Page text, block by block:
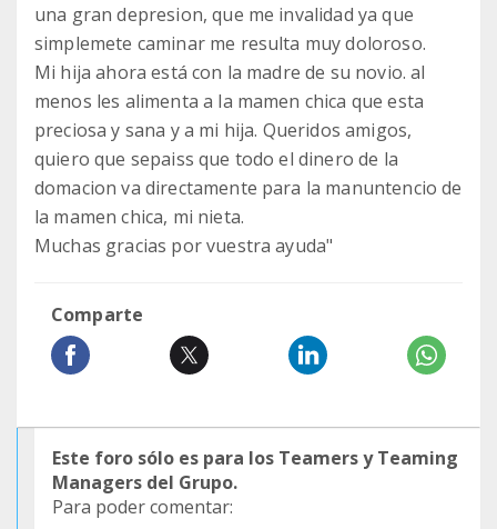
una gran depresion, que me invalidad ya que
simplemete caminar me resulta muy doloroso.
Mi hija ahora está con la madre de su novio. al
menos les alimenta a la mamen chica que esta
preciosa y sana y a mi hija. Queridos amigos,
quiero que sepaiss que todo el dinero de la
domacion va directamente para la manuntencio de
la mamen chica, mi nieta.
Muchas gracias por vuestra ayuda"
Comparte
Este foro sólo es para los Teamers y Teaming
Managers del Grupo.
Para poder comentar: